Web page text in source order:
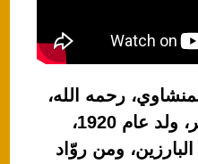
رحمه الله،
هو أحد أعظم قراء مصر، ولد عام 1920،
ومن روّاد